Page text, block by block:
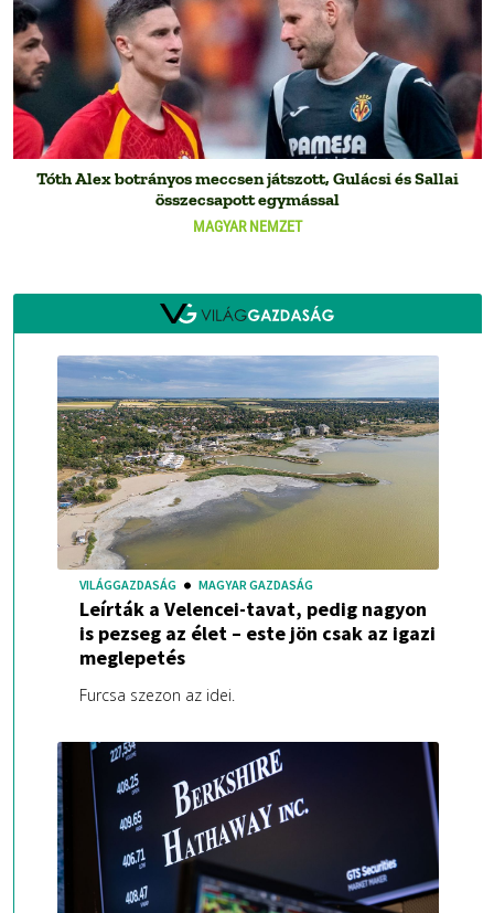
MAGYAR NEMZET
Tóth Alex botrányos meccsen játszott, Gulácsi és Sallai
összecsapott egymással
VILÁGGAZDASÁG MAGYAR GAZDASÁG
Leírták a Velencei-tavat, pedig nagyon
is pezseg az élet – este jön csak az igazi
meglepetés
Furcsa szezon az idei.